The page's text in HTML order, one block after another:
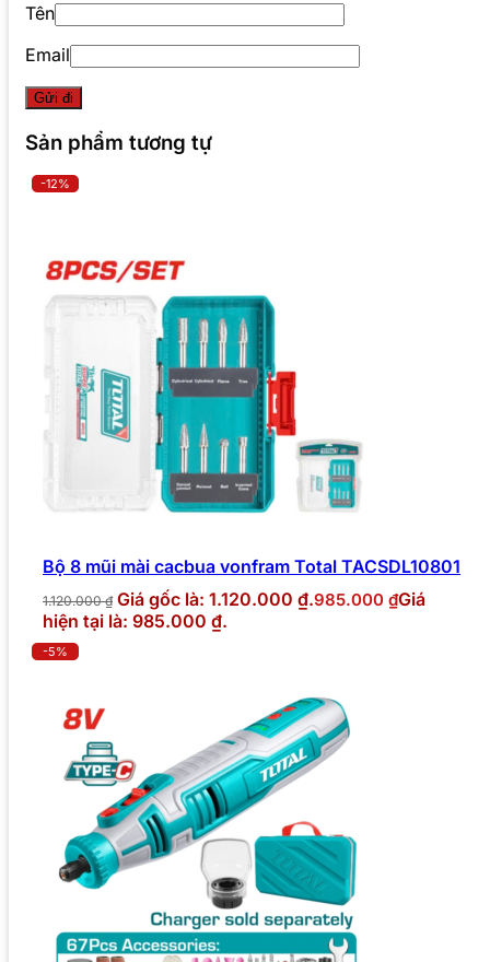
Tên
Email
Sản phẩm tương tự
-12%
Bộ 8 mũi mài cacbua vonfram Total TACSDL10801
1.120.000₫ Giá gốc là: 1.120.000 ₫.985.000 ₫Giá
hiện tại là: 985.000 ₫.
-5%